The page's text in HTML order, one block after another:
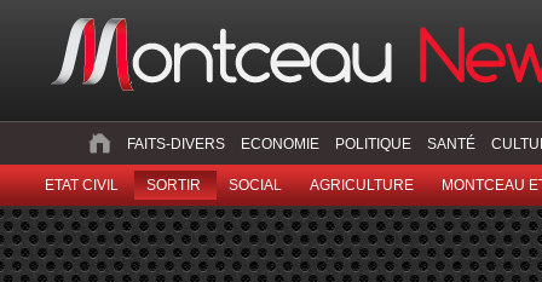
FAITS-DIVERS ECONOMIE POLITIQUE SANTÉ
ETAT CIVIL SORTIR SOCIAL AGRICULTURE MONTCEAU